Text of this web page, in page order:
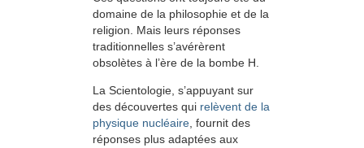
domaine de la philosophie et de la
religion. Mais leurs réponses
traditionnelles s’avérèrent
obsolètes à l’ère de la bombe H.
La Scientologie, s’appuyant sur
des découvertes qui relèvent de la
physique nucléaire, fournit des
réponses plus adaptées aux